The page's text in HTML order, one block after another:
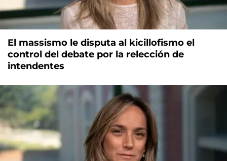
El massismo le disputa al kicillofismo el
control del debate por la relección de
intendentes